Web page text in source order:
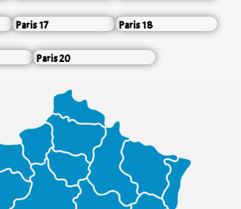
Paris 17 Paris 18
Paris 20